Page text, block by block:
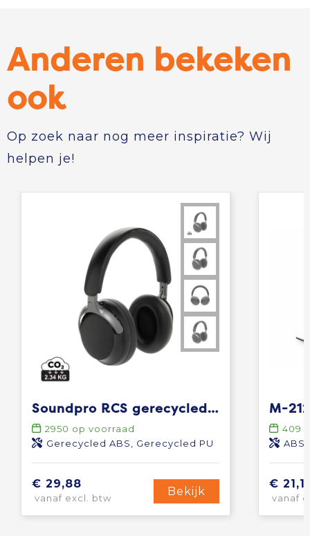
Anderen bekeken
ook
Op zoek naar nog meer inspiratie? Wij
helpen je!
Soundpro RCS gerecycled plastic ANC-hoofdtelefoon
2950 op voorraad
Gerecycled ABS, Gerecycled PU
€ 29,88
vanaf excl. btw
Bekijk
409
ABS
€
vanaf